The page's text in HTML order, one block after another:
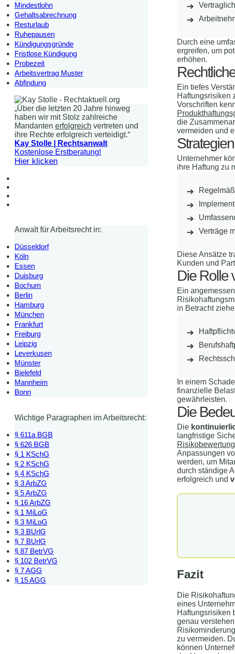
Mindestlohn
Gehaltsabrechnung
Resturlaub
Ruhepausen
Kündigungsgründe
Fristlose Kündigung
Probezeit
Arbeitsvertrag Muster
Abfindung
„Über die letzten 20 Jahre hinweg
haben wir mit Stolz zahlreiche
Mandanten erfolgreich vertreten und
ihre Rechte erfolgreich verteidigt.“
Kay Stolle | Rechtsanwalt
Kostenlose Erstberatung!
Hier klicken
Anwalt für Arbeitsrecht in:
Düsseldorf
Köln
Essen
Duisburg
Bochum
Berlin
Hamburg
München
Frankfurt
Freiburg
Leipzig
Leverkusen
Münster
Bielefeld
Mannheim
Bonn
Wichtige Paragraphen im Arbeitsrecht:
§ 611a BGB
§ 626 BGB
§ 1 KSchG
§ 2 KSchG
§ 4 KSchG
§ 3 ArbZG
§ 5 ArbZG
§ 16 ArbZG
§ 1 MiLoG
§ 3 MiLoG
§ 3 BUrlG
§ 7 BUrlG
§ 87 BetrVG
§ 102 BetrVG
§ 7 AGG
§ 15 AGG
Durch eine
ergreifen, um
erhöhen.
Ein tiefes
Haftungsrisiken
Vorschriften
die
vermeiden und
Unternehmer
ihre Haftung zu
Verträge
Diese Ansätze
Kunden und
Die Rolle
Ein
in Betracht
In einem
finanzielle
gewährleisten.
Die
Die
langfristige
Anpassungen
werden, um
durch ständige
erfolgreich und
Fazit
Die
eines
Haftungsrisiken
genau
zu vermeiden.
können